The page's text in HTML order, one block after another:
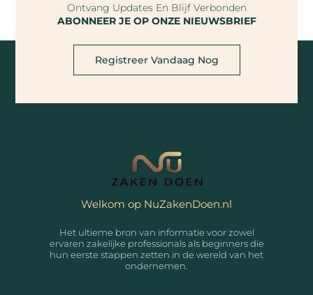
Ontvang Updates En Blijf Verbonden
ABONNEER JE OP ONZE NIEUWSBRIEF
Registreer Vandaag Nog
Welkom op NuZakenDoen.nl
Het ultieme bron van informatie voor zowel
ervaren zakelijke professionals als beginners die
hun eerste stappen zetten in de wereld van het
ondernemen.